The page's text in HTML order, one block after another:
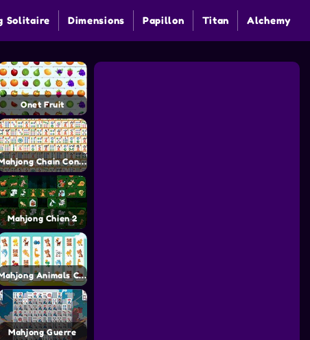
Solitaire Dimensions Papillon Titan Alchemy
Onet Fruit
Mahjong Chain Connect
Mahjong Chien 2
Mahjong Animals Connect Kyodai
Mahjong Guerre